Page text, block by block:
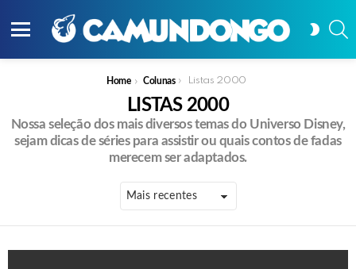
Home Colunas Listas 2000
LISTAS 2000
Nossa seleção dos mais diversos temas do Universo Disney,
sejam dicas de séries para assistir ou quais contos de fadas
merecem ser adaptados.